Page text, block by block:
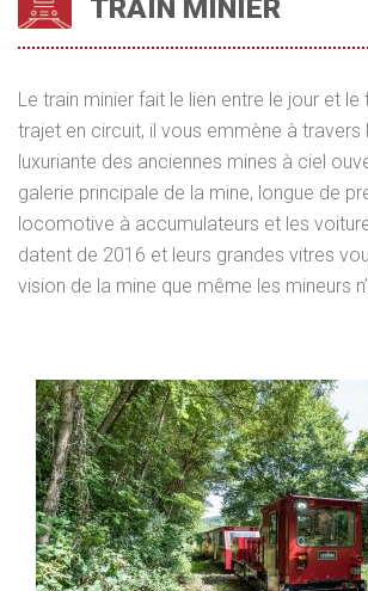
TRAIN MINIER
Le train minier fait le lien entre le jour et le
trajet en circuit, il vous emmène à travers
luxuriante des anciennes mines à ciel
galerie principale de la mine, longue de
locomotive à accumulateurs et les
datent de 2016 et leurs grandes vitres
vision de la mine que même les mineurs